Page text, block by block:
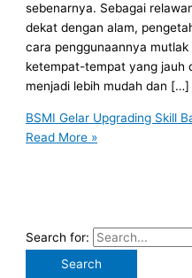
sebenarnya. Sebagai
dekat dengan alam,
cara penggunaannya mutlak
ketempat-tempat yang jauh
menjadi lebih mudah dan […]
BSMI Gelar Upgrading Skill
Read More »
Search for: